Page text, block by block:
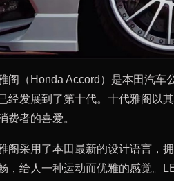
阁（Honda Accord）是本田汽车
经发展到了第十代。十代雅阁以
费者的喜爱。
阁采用了本田最新的设计语言，
，给人一种运动而优雅的感觉。